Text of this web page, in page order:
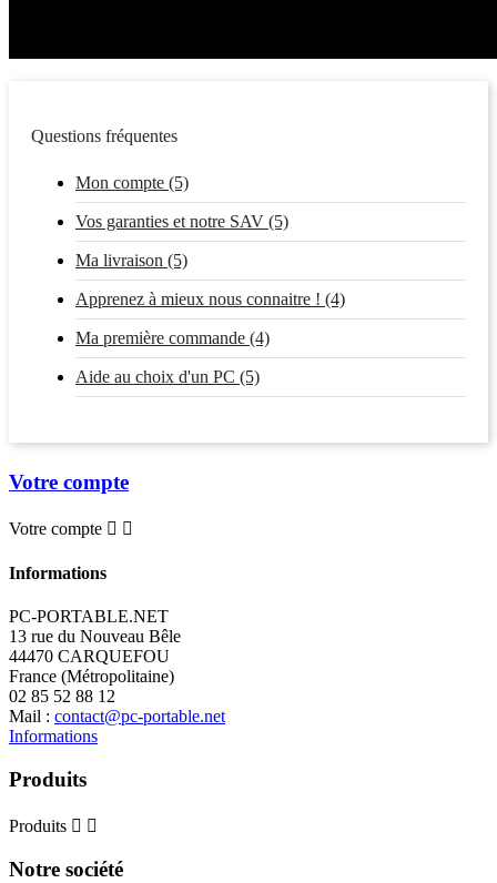
Questions fréquentes
Mon compte (5)
Vos garanties et notre SAV (5)
Ma livraison (5)
Apprenez à mieux nous connaitre ! (4)
Ma première commande (4)
Aide au choix d'un PC (5)
Votre compte
Votre compte  
Informations
PC-PORTABLE.NET
13 rue du Nouveau Bêle
44470 CARQUEFOU
France (Métropolitaine)
02 85 52 88 12
Mail : contact@pc-portable.net
Informations
Produits
Produits  
Notre société